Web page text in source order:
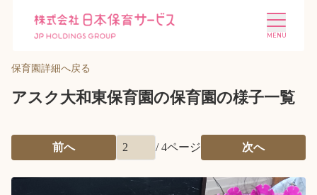
施設を探す 選ばれる理由
保育園詳細へ戻る
アスク大和東保育園の保育園の様子一覧
前へ /4ページ 次へ